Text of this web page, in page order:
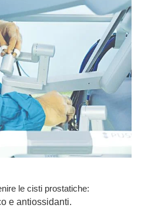
le cisti prostatiche:
e antiossidanti.